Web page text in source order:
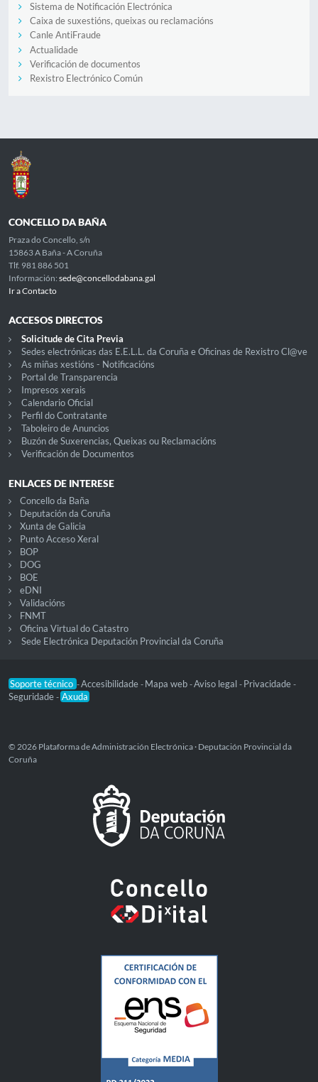
Sistema de Notificación Electrónica
Caixa de suxestións, queixas ou reclamacións
Canle AntiFraude
Actualidade
Verificación de documentos
Rexistro Electrónico Común
CONCELLO DA BAÑA
Praza do Concello, s/n
15863 A Baña - A Coruña
Tlf. 981 886 501
Información: sede@concellodabana.gal
Ir a Contacto
ACCESOS DIRECTOS
Solicitude de Cita Previa
Sedes electrónicas das E.E.L.L. da Coruña e Oficinas de Rexistro Cl@ve
As miñas xestións - Notificacións
Portal de Transparencia
Impresos xerais
Calendario Oficial
Perfil do Contratante
Taboleiro de Anuncios
Buzón de Suxerencias, Queixas ou Reclamacións
Verificación de Documentos
ENLACES DE INTERESE
Concello da Baña
Deputación da Coruña
Xunta de Galicia
Punto Acceso Xeral
BOP
DOG
BOE
eDNI
Validacións
FNMT
Oficina Virtual do Catastro
Sede Electrónica Deputación Provincial da Coruña
Soporte técnico -Accesibilidade - Mapa web -Aviso legal - Privacidade -
Seguridade - Axuda
© 2026 Plataforma de Administración Electrónica · Deputación Provincial da
Coruña